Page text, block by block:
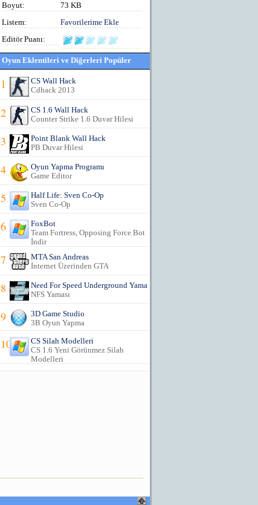
Boyut:
73 KB
Listem:
Favorilerime Ekle
Editör Puanı:
Oyun Eklentileri ve Diğerleri Popüler
1
CS Wall Hack
Cdhack 2013
2
CS 1.6 Wall Hack
Counter Strike 1.6 Duvar Hilesi
3
Point Blank Wall Hack
PB Duvar Hilesi
4
Oyun Yapma Programı
Game Editor
5
Half Life: Sven Co-Op
Sven Co-Op
6
FoxBot
Team Fortress, Opposing Force Bot
İndir
7
MTA San Andreas
İnternet Üzerinden GTA
8
Need For Speed Underground Yama
NFS Yaması
9
3D Game Studio
3B Oyun Yapma
10
CS Silah Modelleri
CS 1.6 Yeni Görünmez Silah
Modelleri